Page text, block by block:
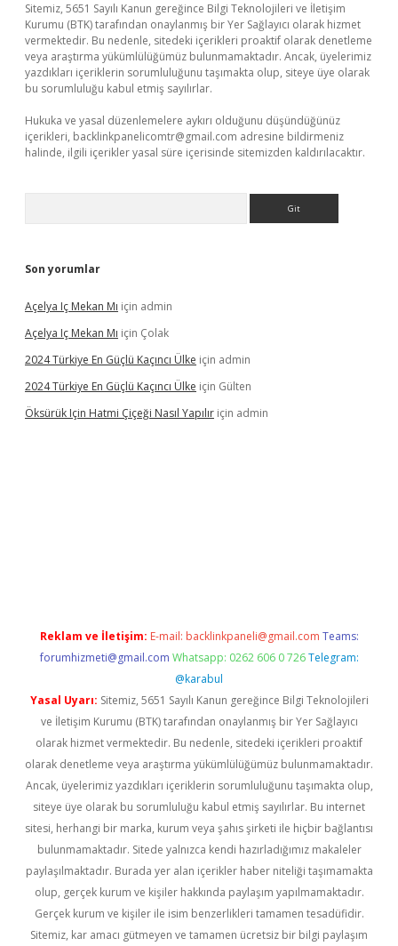
Sitemiz, 5651 Sayılı Kanun gereğince Bilgi Teknolojileri ve İletişim
Kurumu (BTK) tarafından onaylanmış bir Yer Sağlayıcı olarak hizmet
vermektedir. Bu nedenle, sitedeki içerikleri proaktif olarak denetleme
veya araştırma yükümlülüğümüz bulunmamaktadır. Ancak, üyelerimiz
yazdıkları içeriklerin sorumluluğunu taşımakta olup, siteye üye olarak
bu sorumluluğu kabul etmiş sayılırlar.
Hukuka ve yasal düzenlemelere aykırı olduğunu düşündüğünüz
içerikleri, backlinkpanelicomtr@gmail.com adresine bildirmeniz
halinde, ilgili içerikler yasal süre içerisinde sitemizden kaldırılacaktır.
Son yorumlar
Açelya Iç Mekan Mı için admin
Açelya Iç Mekan Mı için Çolak
2024 Türkiye En Güçlü Kaçıncı Ülke için admin
2024 Türkiye En Güçlü Kaçıncı Ülke için Gülten
Öksürük Için Hatmi Çiçeği Nasıl Yapılır için admin
Reklam ve İletişim: E-mail: backlinkpaneli@gmail.com Teams:
forumhizmeti@gmail.com Whatsapp: 0262 606 0 726 Telegram:
@karabul
Yasal Uyarı: Sitemiz, 5651 Sayılı Kanun gereğince Bilgi Teknolojileri
ve İletişim Kurumu (BTK) tarafından onaylanmış bir Yer Sağlayıcı
olarak hizmet vermektedir. Bu nedenle, sitedeki içerikleri proaktif
olarak denetleme veya araştırma yükümlülüğümüz bulunmamaktadır.
Ancak, üyelerimiz yazdıkları içeriklerin sorumluluğunu taşımakta olup,
siteye üye olarak bu sorumluluğu kabul etmiş sayılırlar. Bu internet
sitesi, herhangi bir marka, kurum veya şahıs şirketi ile hiçbir bağlantısı
bulunmamaktadır. Sitede yalnızca kendi hazırladığımız makaleler
paylaşılmaktadır. Burada yer alan içerikler haber niteliği taşımamakta
olup, gerçek kurum ve kişiler hakkında paylaşım yapılmamaktadır.
Gerçek kurum ve kişiler ile isim benzerlikleri tamamen tesadüfidir.
Sitemiz, kar amacı gütmeyen ve tamamen ücretsiz bir bilgi paylaşım